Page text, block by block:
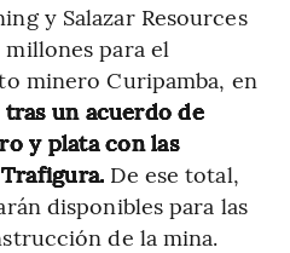
y Salazar Resources
millones para el
minero Curipamba, en
tras un acuerdo de
y plata con las
De ese total,
disponibles para las
de la mina.